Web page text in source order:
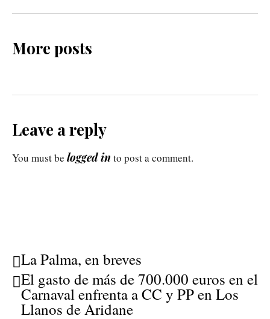
More posts
Leave a reply
You must be logged in to post a comment.
La Palma, en breves
El gasto de más de 700.000 euros en el
Carnaval enfrenta a CC y PP en Los
Llanos de Aridane